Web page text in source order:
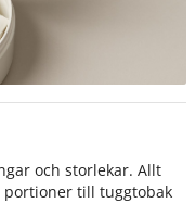
och storlekar. Allt
till tuggtobak